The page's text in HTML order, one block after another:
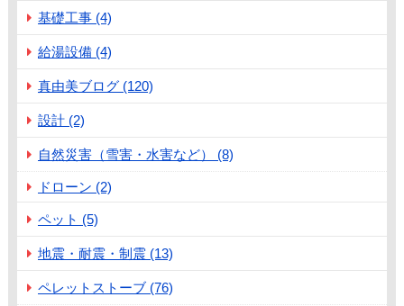
基礎工事 (4)
給湯設備 (4)
真由美ブログ (120)
設計 (2)
自然災害（雪害・水害など） (8)
ドローン (2)
ペット (5)
地震・耐震・制震 (13)
ペレットストーブ (76)